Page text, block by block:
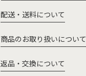
配送・送料について
商品のお取り扱いについて
返品・交換について